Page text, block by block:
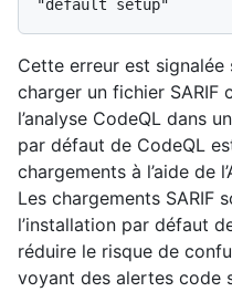
Cette erreur est
charger un fichier SARIF
l’analyse CodeQL dans
par défaut de CodeQL
chargements à l’aide de
Les chargements SARIF
l’installation par défaut
réduire le risque de
voyant des alertes code